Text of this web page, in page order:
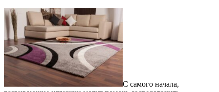
С самого начала,